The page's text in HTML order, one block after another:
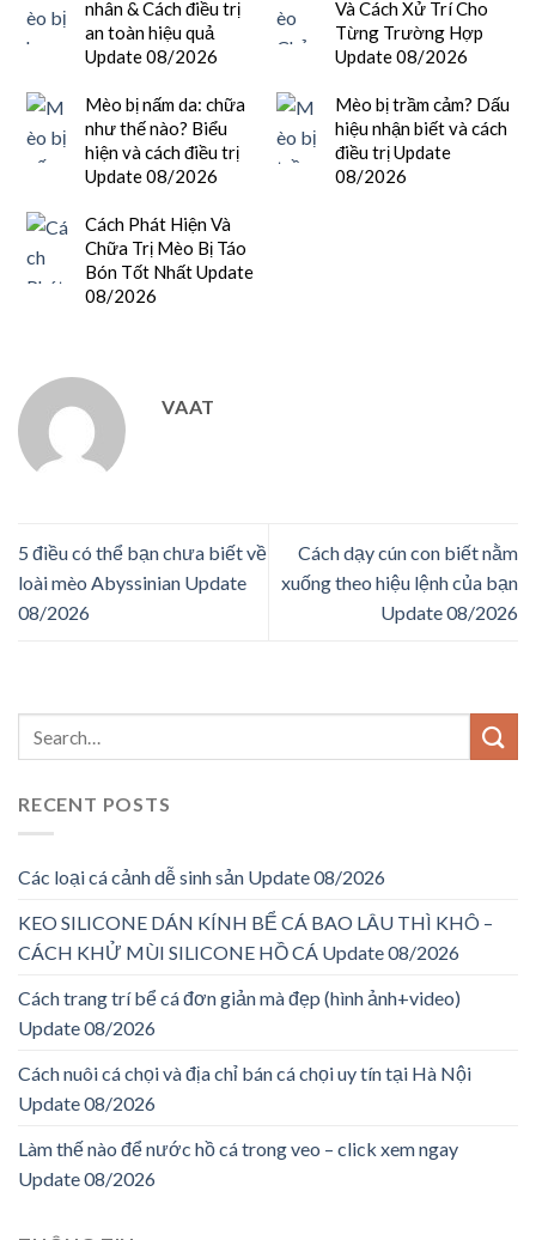
nhân & Cách điều trị
an toàn hiệu quả
Update 08/2026
Và Cách Xử Trí Cho
Từng Trường Hợp
Update 08/2026
Mèo bị nấm da: chữa
như thế nào? Biểu
hiện và cách điều trị
Update 08/2026
Mèo bị trầm cảm? Dấu
hiệu nhận biết và cách
điều trị Update
08/2026
Cách Phát Hiện Và
Chữa Trị Mèo Bị Táo
Bón Tốt Nhất Update
08/2026
VAAT
5 điều có thể bạn chưa biết về
loài mèo Abyssinian Update
08/2026
Cách dạy cún con biết nằm
xuống theo hiệu lệnh của bạn
Update 08/2026
RECENT POSTS
Các loại cá cảnh dễ sinh sản Update 08/2026
KEO SILICONE DÁN KÍNH BỂ CÁ BAO LÂU THÌ KHÔ –
CÁCH KHỬ MÙI SILICONE HỒ CÁ Update 08/2026
Cách trang trí bể cá đơn giản mà đẹp (hình ảnh+video)
Update 08/2026
Cách nuôi cá chọi và địa chỉ bán cá chọi uy tín tại Hà Nội
Update 08/2026
Làm thế nào để nước hồ cá trong veo – click xem ngay
Update 08/2026